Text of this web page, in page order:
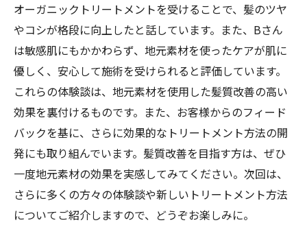
オーガニックトリートメントを受けることで、髪のツヤ
やコシが格段に向上したと話しています。また、Bさん
は敏感肌にもかかわらず、地元素材を使ったケアが肌に
優しく、安心して施術を受けられると評価しています。
これらの体験談は、地元素材を使用した髪質改善の高い
効果を裏付けるものです。また、お客様からのフィード
バックを基に、さらに効果的なトリートメント方法の開
発にも取り組んでいます。髪質改善を目指す方は、ぜひ
一度地元素材の効果を実感してみてください。次回は、
さらに多くの方々の体験談や新しいトリートメント方法
についてご紹介しますので、どうぞお楽しみに。